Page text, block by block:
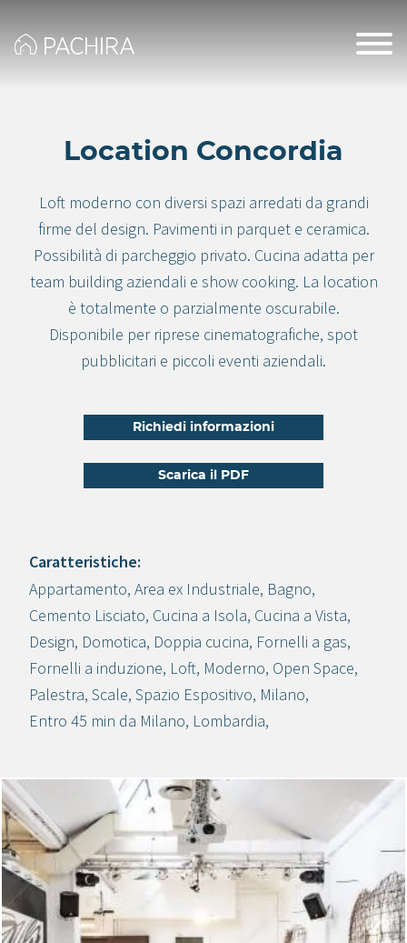
Location Concordia
Loft moderno con diversi spazi arredati da grandi
firme del design. Pavimenti in parquet e ceramica.
Possibilità di parcheggio privato. Cucina adatta per
team building aziendali e show cooking. La location
è totalmente o parzialmente oscurabile.
Disponibile per riprese cinematografiche, spot
pubblicitari e piccoli eventi aziendali.
Richiedi informazioni
Scarica il PDF
Crea progetto
Caratteristiche:
Appartamento, Area ex Industriale, Bagno,
Cemento Lisciato, Cucina a Isola, Cucina a Vista,
Design, Domotica, Doppia cucina, Fornelli a gas,
Fornelli a induzione, Loft, Moderno, Open Space,
Palestra, Scale, Spazio Espositivo, Milano,
Entro 45 min da Milano, Lombardia,